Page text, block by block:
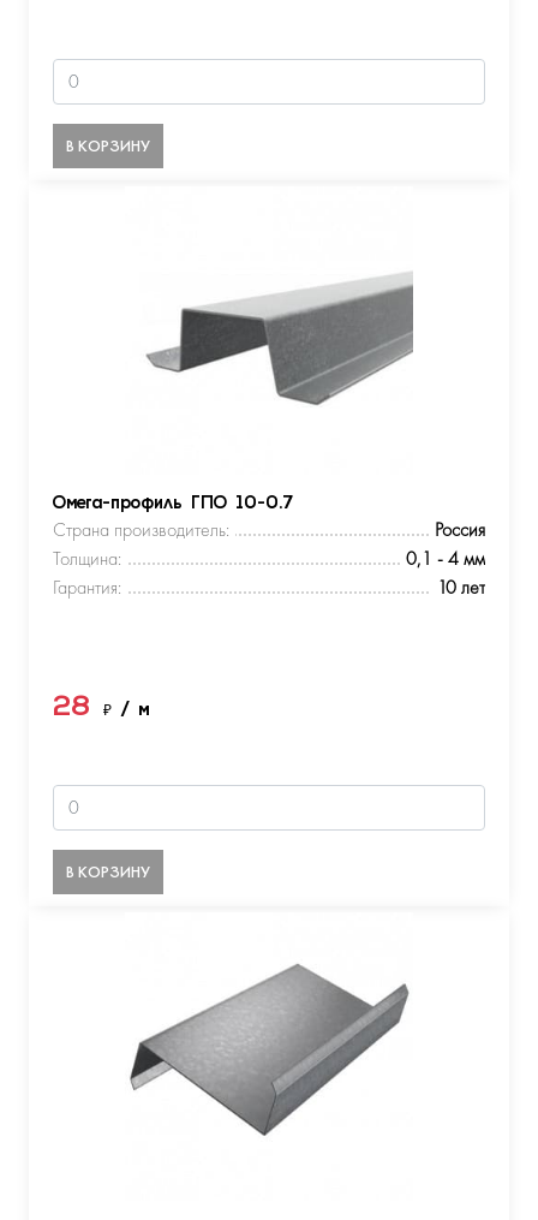
В КОРЗИНУ
Омега-профиль ГПО 10-0.7
Страна производитель:
Россия
Толщина:
0,1 - 4 мм
Гарантия:
10 лет
28 ₽ / м
В КОРЗИНУ